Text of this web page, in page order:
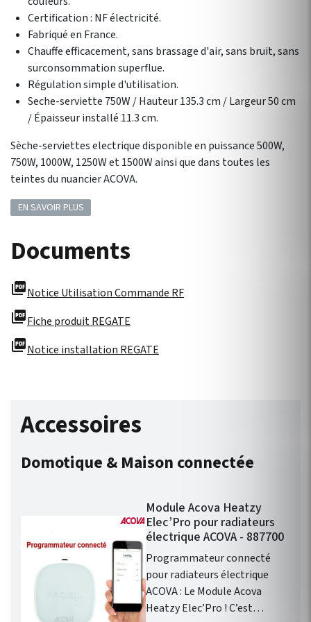
Certification : NF électricité.
Fabriqué en France.
Chauffe efficacement, sans brassage d'air, sans bruit, sans
surconsommation superflue.
Régulation simple d'utilisation.
Seche-serviette 750W / Hauteur 135.3 cm / Largeur 50 cm
/ Épaisseur installé 11.3 cm.
Sèche-serviettes electrique disponible en puissance 500W,
750W, 1000W, 1250W et 1500W ainsi que dans toutes les
teintes du nuancier ACOVA.
EN SAVOIR PLUS
Documents
picture_as_pdfNotice Utilisation Commande RF
picture_as_pdfFiche produit REGATE
picture_as_pdfNotice installation REGATE
Accessoires
Domotique & Maison connectée
Module Acova Heatzy
Elec’Pro pour radiateurs
électrique ACOVA - 887700
Programmateur connecté
pour radiateurs électrique
ACOVA : Le Module Acova
Heatzy Elec’Pro ! C’est